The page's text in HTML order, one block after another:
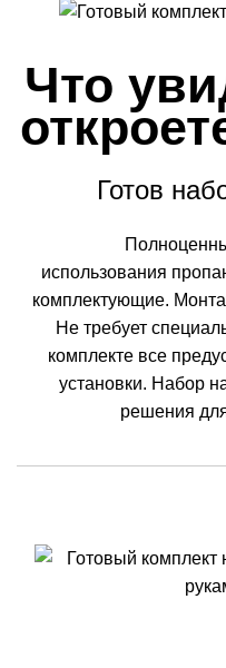
Что
Готов
использования
комплектующие.
Не требует
комплекте все
установки. Набор
решения